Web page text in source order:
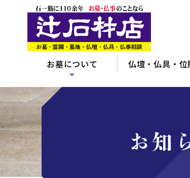
お墓について 仏壇・仏具・位
お知